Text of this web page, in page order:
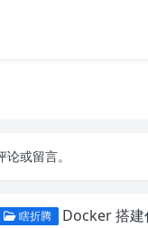
或留言。
瞎折腾 Docker 搭